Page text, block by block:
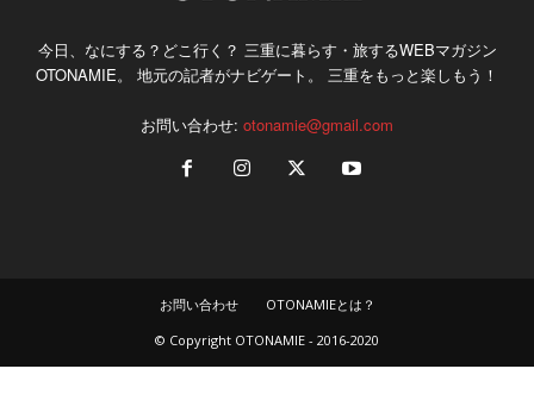
今日、なにする？どこ行く？ 三重に暮らす・旅するWEBマガジン
OTONAMIE。 地元の記者がナビゲート。 三重をもっと楽しもう！
お問い合わせ: otonamie@gmail.com
お問い合わせ
OTONAMIEとは？
© Copyright OTONAMIE - 2016-2020